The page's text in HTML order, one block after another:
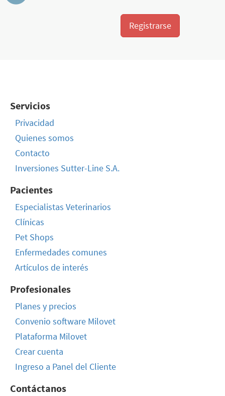
Registrarse
Servicios
Privacidad
Quienes somos
Contacto
Inversiones Sutter-Line S.A.
Pacientes
Especialistas Veterinarios
Clínicas
Pet Shops
Enfermedades comunes
Artículos de interés
Profesionales
Planes y precios
Convenio software Milovet
Plataforma Milovet
Crear cuenta
Ingreso a Panel del Cliente
Contáctanos